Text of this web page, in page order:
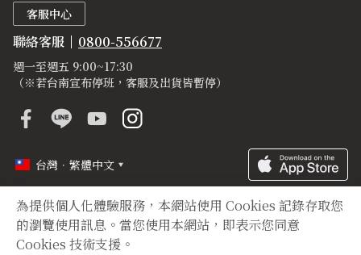
為提供個人化體驗服務，本網站使用 Cookies 記錄存取您
的瀏覽使用訊息。當您使用本網站，即表示您同意
Cookies 技術支援。
客服中心
聯絡客服 0800-556677
週一至週五 9:00~17:30
（※若台南宣布停班，客服及出貨皆暫停）
台灣．繁體中文
定型化契約 隱私權聲明
登錄字號
Copyright © 2012 TIAN YUAN XIANG All right reserved.